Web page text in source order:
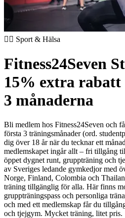
🏃‍♂️ Sport & Hälsa
Fitness24Seven
15% extra
3 månaderna
Bli medlem hos Fitness24Seven och
första 3 träningsmånader (ord.
dig över 18 år när du tecknar ett
medlemskapet ingår allt – fri tillgång
öppet dygnet runt, gruppträning och
av Sveriges ledande gymkedjor med
Norge, Finland, Colombia och
träning tillgänglig för alla. Här finns
gruppträningspass och personliga
och med ett medlemskap får du
och tjejgym. Mycket träning, litet pris.